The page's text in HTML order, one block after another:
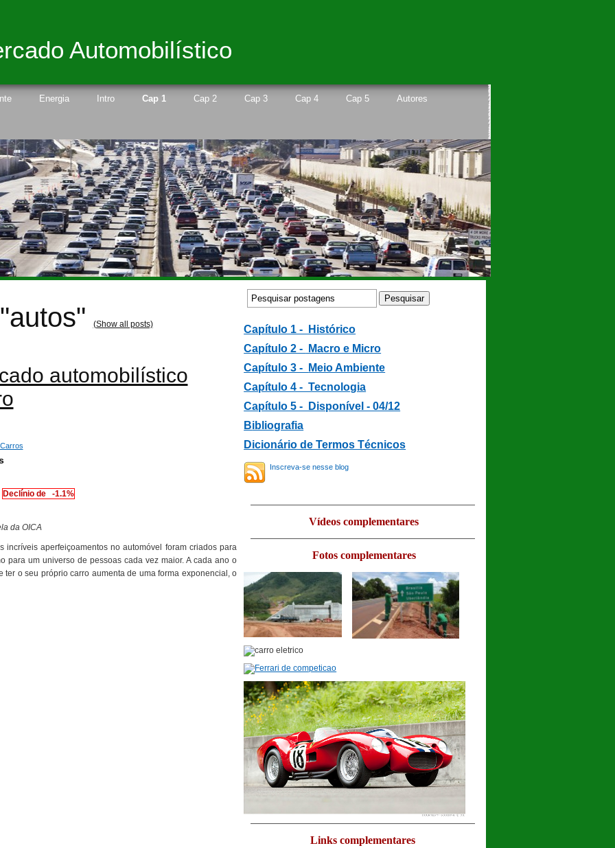
Automobilístico
Energia Intro Cap 1 Cap 2 Cap 3 Cap 4 Cap 5 Autores
(Show all posts)
automobilístico
Carros
Declínio de -1.1%
da OICA
incríveis aperfeiçoamentos no automóvel foram criados para
para um universo de pessoas cada vez maior. A cada ano o
o seu próprio carro aumenta de uma forma exponencial, o
Capítulo 1 - Histórico
Capítulo 2 -
Macro e Micro
Capítulo 3 -
Meio Ambiente
Capítulo 4 - Tecnologia
Capítulo 5 - Disponível - 04/12
Bibliografia
Dicionário de Termos Técnicos
Inscreva-se nesse blog
Vídeos complementares
Fotos complementares
Links complementares